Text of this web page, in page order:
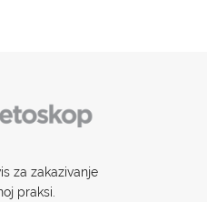
za zakazivanje
praksi.